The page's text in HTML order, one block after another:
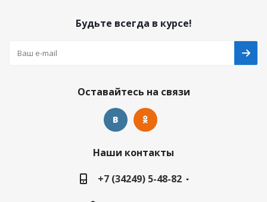
Будьте всегда в курсе!
Оставайтесь на связи
Наши контакты
+7 (34249) 5-48-82